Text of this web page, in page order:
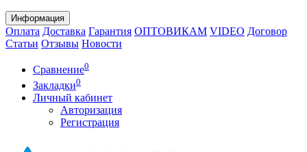
Информация
Оплата Доставка Гарантия ОПТОВИКАМ VIDEO Договор
Статьи Отзывы Новости
Сравнение0
Закладки0
Личный кабинет
Авторизация
Регистрация